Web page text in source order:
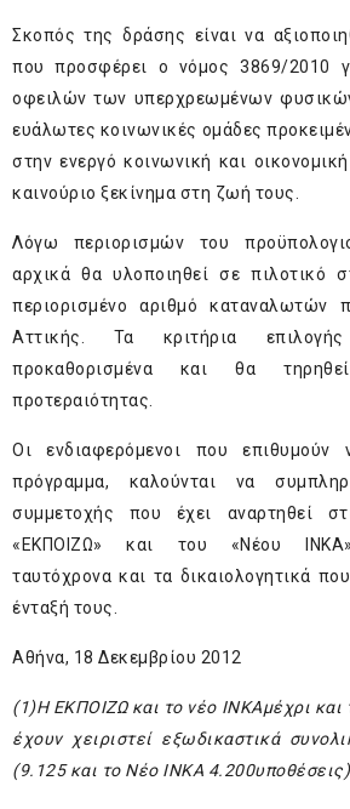
Σκοπός της δράσης είναι να
που προσφέρει ο νόμος 3869/2010
οφειλών των υπερχρεωμένων
ευάλωτες κοινωνικές ομάδες
στην ενεργό κοινωνική και
καινούριο ξεκίνημα στη ζωή τους.
Λόγω περιορισμών του
αρχικά θα υλοποιηθεί σε πιλοτικό
περιορισμένο αριθμό καταναλωτών
Αττικής. Τα κριτήρια
προκαθορισμένα και θα
προτεραιότητας.
Οι ενδιαφερόμενοι που επιθυμούν
πρόγραμμα, καλούνται να
συμμετοχής που έχει αναρτηθεί
«ΕΚΠΟΙΖΩ» και του «Νέου ΙΝΚΑ»
ταυτόχρονα και τα δικαιολογητικά
ένταξή τους.
Αθήνα, 18 Δεκεμβρίου 2012
(1)Η ΕΚΠΟΙΖΩ και το νέο ΙΝΚΑμέχρι και
έχουν χειριστεί εξωδικαστικά
(9.125 και το Νέο ΙΝΚΑ